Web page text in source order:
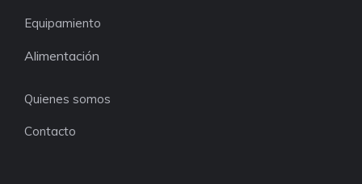
Equipamiento
Alimentación
Quienes somos
Contacto